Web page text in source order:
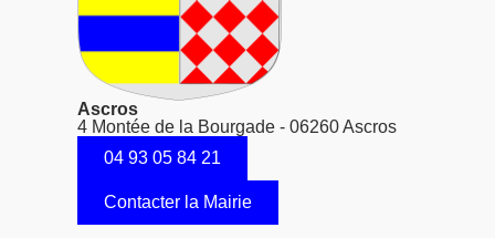
Ascros
4 Montée de la Bourgade - 06260 Ascros
04 93 05 84 21
Contacter la Mairie